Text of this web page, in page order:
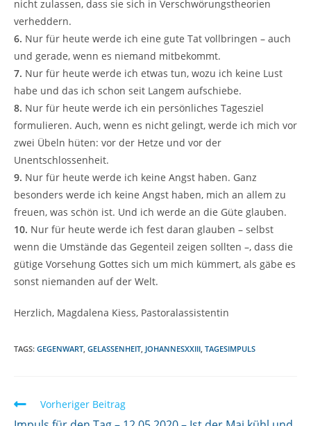
nicht zulassen, dass sie sich in Verschwörungstheorien
verheddern.
6. Nur für heute werde ich eine gute Tat vollbringen – auch
und gerade, wenn es niemand mitbekommt.
7. Nur für heute werde ich etwas tun, wozu ich keine Lust
habe und das ich schon seit Langem aufschiebe.
8. Nur für heute werde ich ein persönliches Tagesziel
formulieren. Auch, wenn es nicht gelingt, werde ich mich vor
zwei Übeln hüten: vor der Hetze und vor der
Unentschlossenheit.
9. Nur für heute werde ich keine Angst haben. Ganz
besonders werde ich keine Angst haben, mich an allem zu
freuen, was schön ist. Und ich werde an die Güte glauben.
10. Nur für heute werde ich fest daran glauben – selbst
wenn die Umstände das Gegenteil zeigen sollten –, dass die
gütige Vorsehung Gottes sich um mich kümmert, als gäbe es
sonst niemanden auf der Welt.
Herzlich, Magdalena Kiess, Pastoralassistentin
TAGS: GEGENWART, GELASSENHEIT, JOHANNESXXIII, TAGESIMPULS
W
Vorheriger Beitrag